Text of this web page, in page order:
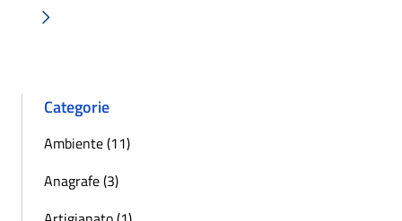
Successiva »
Categorie
Ambiente (11)
Anagrafe (3)